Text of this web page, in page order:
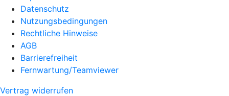
Datenschutz
Nutzungsbedingungen
Rechtliche Hinweise
AGB
Barrierefreiheit
Fernwartung/Teamviewer
Vertrag widerrufen